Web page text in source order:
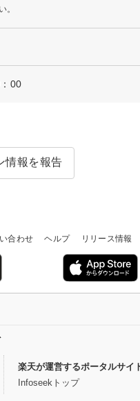
。
00
情報を報告
合わせ ヘルプ リリース情報
楽天が運営するポータルサイ
Infoseekトップ